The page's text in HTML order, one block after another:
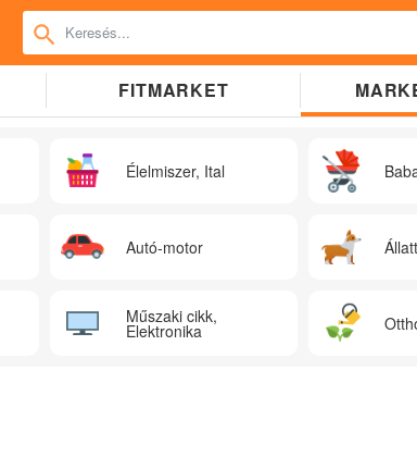
FITMARKET
Élelmiszer, Ital
Autó-motor
Műszaki cikk,
Elektronika